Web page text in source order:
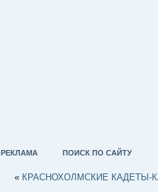
РЕКЛАМА ПОИСК ПО САЙТУ
« КРАСНОХОЛМСКИЕ КАДЕТЫ-